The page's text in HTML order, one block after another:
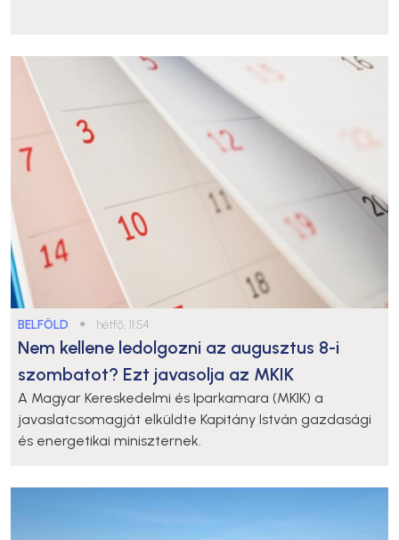
BELFÖLD ● hétfő, 11:54
Nem kellene ledolgozni az augusztus 8-i
szombatot? Ezt javasolja az MKIK
A Magyar Kereskedelmi és Iparkamara (MKIK) a
javaslatcsomagját elküldte Kapitány István gazdasági
és energetikai miniszternek.